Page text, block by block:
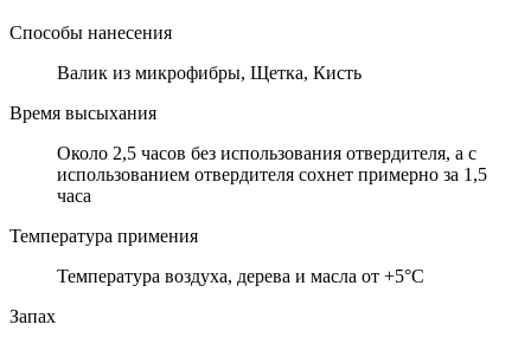
Способы нанесения
Валик из микрофибры, Щетка, Кисть
Время высыхания
Около 2,5 часов без использования отвердителя, а с
использованием отвердителя сохнет примерно за 1,5
часа
Температура примения
Температура воздуха, дерева и масла от +5°C
Запах